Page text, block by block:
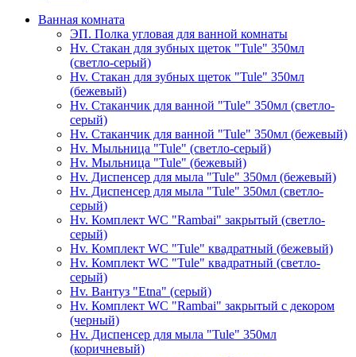
Ванная комната
ЭП. Полка угловая для ванной комнаты
Hv. Стакан для зубных щеток "Tule" 350мл
(светло-серый)
Hv. Стакан для зубных щеток "Tule" 350мл
(бежевый)
Hv. Стаканчик для ванной "Tule" 350мл (светло-
серый)
Hv. Стаканчик для ванной "Tule" 350мл (бежевый)
Hv. Мыльница "Tule" (светло-серый)
Hv. Мыльница "Tule" (бежевый)
Hv. Диспенсер для мыла "Tule" 350мл (бежевый)
Hv. Диспенсер для мыла "Tule" 350мл (светло-
серый)
Hv. Комплект WC "Rambai" закрытый (светло-
серый)
Hv. Комплект WC "Tule" квадратный (бежевый)
Hv. Комплект WC "Tule" квадратный (светло-
серый)
Hv. Вантуз "Etna" (серый)
Hv. Комплект WC "Rambai" закрытый с декором
(черный)
Hv. Диспенсер для мыла "Tule" 350мл
(коричневый)